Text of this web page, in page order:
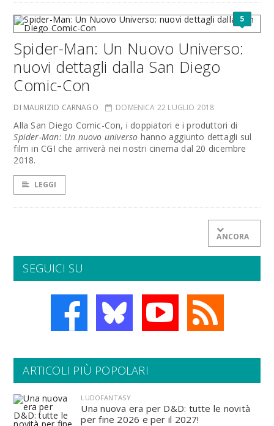
5
Spider-Man: Un Nuovo Universo:
nuovi dettagli dalla San Diego
Comic-Con
DI MAURIZIO CARNAGO DOMENICA 22 LUGLIO 2018
Alla San Diego Comic-Con, i doppiatori e i produttori di
Spider-Man: Un nuovo universo hanno aggiunto dettagli sul
film in CGI che arriverà nei nostri cinema dal 20 dicembre
2018.
LEGGI
ANCORA
SEGUICI SU
ARTICOLI PIÙ POPOLARI
LUDOFANTASY
Una nuova era per D&D: tutte le novità
per fine 2026 e per il 2027!